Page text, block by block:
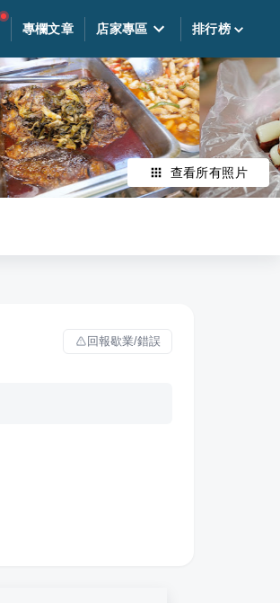
專欄文章 店家專區 排行榜
查看所有照片
回報歇業/錯誤